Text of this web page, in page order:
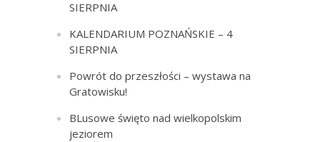
SIERPNIA
KALENDARIUM POZNAŃSKIE – 4
SIERPNIA
Powrót do przeszłości – wystawa na
Gratowisku!
BLusowe święto nad wielkopolskim
jeziorem